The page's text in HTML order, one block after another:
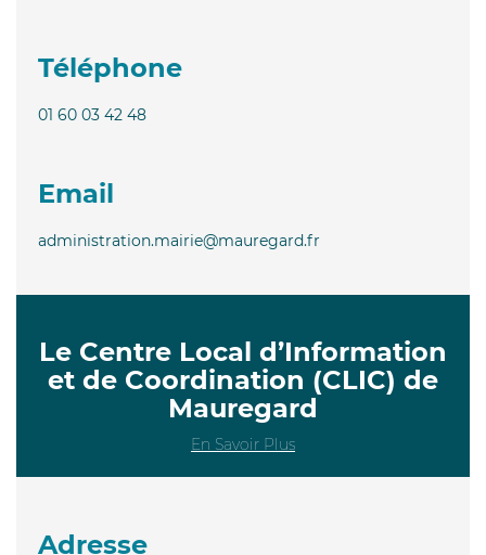
Téléphone
01 60 03 42 48
Email
administration.mairie@mauregard.fr
Le Centre Local d’Information
et de Coordination (CLIC) de
Mauregard
En Savoir Plus
Adresse